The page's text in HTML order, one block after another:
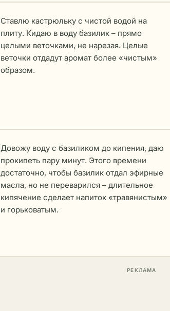
Ставлю кастрюльку с чистой водой на
плиту. Кидаю в воду базилик – прямо
целыми веточками, не нарезая. Целые
веточки отдадут аромат более «чистым»
образом.
Довожу воду с базиликом до кипения, даю
прокипеть пару минут. Этого времени
достаточно, чтобы базилик отдал эфирные
масла, но не переварился – длительное
кипячение сделает напиток «травянистым»
и горьковатым.